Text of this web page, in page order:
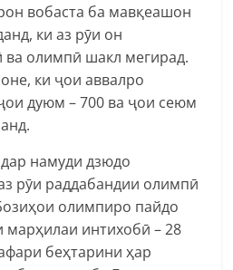
вобаста ба мавқеашон
ки аз рӯи он
ва олимпӣ шакл мегирад.
ки ҷои аввалро
дуюм – 700 ва ҷои сеюм
намуди дзюдо
рӯи раддабандии олимпӣ
олимпиро пайдо
интихобӣ – 28
беҳтарини ҳар